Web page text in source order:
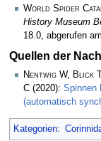
World Spider
History Museum
18.0, abgerufen
Quellen der
Nentwig W, Blick
C (2020): Spinnen
(automatisch
Kategorien: